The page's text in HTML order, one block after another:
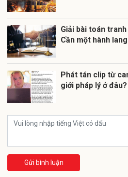
Giải bài toán
Cần một hành
Phát tán clip từ
giới pháp lý ở đâu?
Gửi bình luận